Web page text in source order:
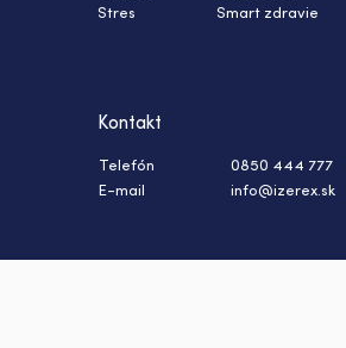
Stres
Smart zdravie
Kontakt
Telefón
0850 444 777
E-mail
info@izerex.sk